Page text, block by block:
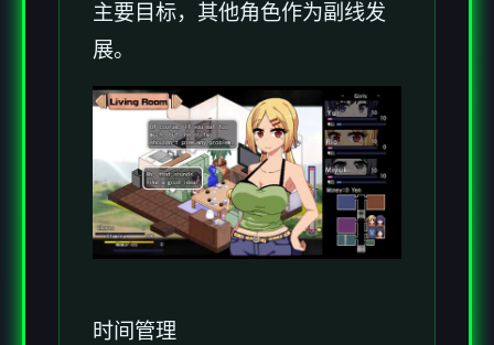
主要目标，其他角色作为副线发
展。
时间管理